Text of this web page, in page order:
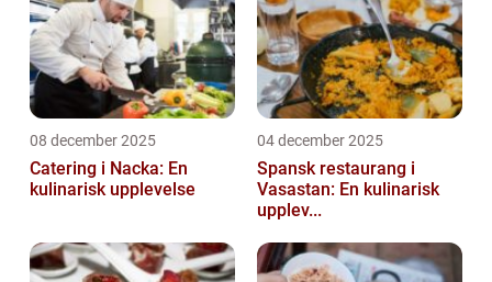
08 december 2025
Catering i Nacka: En
kulinarisk upplevelse
04 december 2025
Spansk restaurang i
Vasastan: En kulinarisk
upplev...